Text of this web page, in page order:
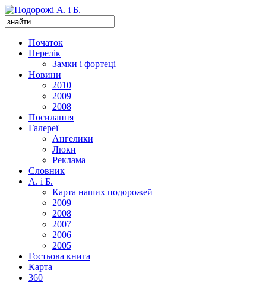
Початок
Перелік
Замки і фортеці
Новини
2010
2009
2008
Посилання
Галереї
Ангелики
Люки
Реклама
Словник
А. і Б.
Карта наших подорожей
2009
2008
2007
2006
2005
Гостьова книга
Карта
360